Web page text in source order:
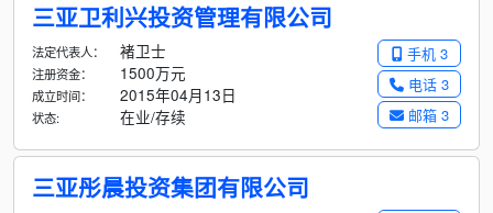
三亚卫利兴投资管理有限公司
手机 3
电话 3
邮箱 3
法定代表人： 褚卫士
注册资金： 1500万元
成立时间： 2015年04月13日
状态: 在业/存续
三亚彤晨投资集团有限公司